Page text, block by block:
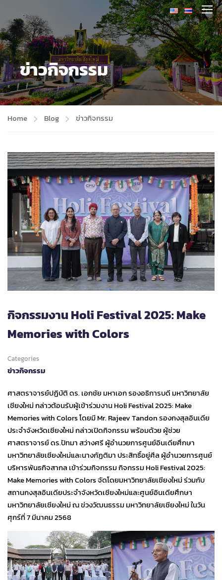
ข่าวกิจกรรม
Home Blog ข่าวกิจกรรม
กิจกรรมงาน Holi Festival 2025: Make
Memories with Colors
Categories
ข่าวกิจกรรม
ศาสตราจารย์ปฏิบัติ ดร. เอกชัย มหาเอก รองอธิการบดี มหาวิทยาลัย
เชียงใหม่ กล่าวต้อนรับผู้เข้าร่วมงาน Holi Festival 2025: Make
Memories with Colors โดยมี Mr. Rajeev Tandon รองกงสุลอินเดีย
ประจำจังหวัดเชียงใหม่ กล่าวเปิดกิจกรรม พร้อมด้วย ผู้ช่วย
ศาสตราจารย์ ดร.ปัทมา สว่างศรี ผู้อำนวยการศูนย์อินเดียศึกษา
มหาวิทยาลัยเชียงใหม่และนางกัฏติมา ประสิทธิ์อยู่ศีล ผู้อำนวยการศูนย์
บริหารพันธกิจสากล เข้าร่วมกิจกรรม กิจกรรม Holi Festival 2025:
Make Memories with Colors จัดโดยมหาวิทยาลัยเชียงใหม่ ร่วมกับ
สถานกงสุลอินเดียประจำจังหวัดเชียงใหม่และศูนย์อินเดียศึกษา
มหาวิทยาลัยเชียงใหม่ ณ ข่วงวัฒนธรรม มหาวิทยาลัยเชียงใหม่ ในวัน
ศุกร์ที่ 7 มีนาคม 2568